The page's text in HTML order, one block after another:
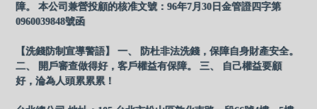
障。 本公司兼營投顧的核准文號：96年7月30日金管證四字第
0960039848號函
【洗錢防制宣導警語】 一、 防杜非法洗錢，保障自身財產安全。
二、 開戶審查做得好，客戶權益有保障。 三、 自己權益要顧
好，淪為人頭累累累！